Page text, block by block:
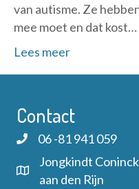
van autisme. Ze
mee moet en dat kost…
Lees meer
Contact
06 -81 941 059
Jongkindt
aan den Rijn